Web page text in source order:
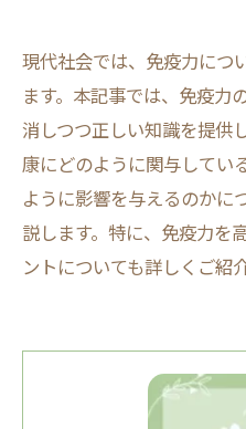
現代社会では、免疫力につ
ます。本記事では、免疫力
消しつつ正しい知識を提供
康にどのように関与してい
ように影響を与えるのかに
説します。特に、免疫力を
ントについても詳しくご紹